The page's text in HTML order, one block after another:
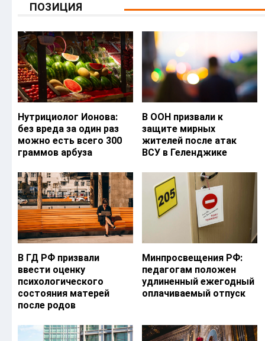
ПОЗИЦИЯ
Нутрициолог Ионова:
без вреда за один раз
можно есть всего 300
граммов арбуза
В ООН призвали к
защите мирных
жителей после атак
ВСУ в Геленджике
В ГД РФ призвали
ввести оценку
психологического
состояния матерей
после родов
Минпросвещения РФ:
педагогам положен
удлиненный ежегодный
оплачиваемый отпуск